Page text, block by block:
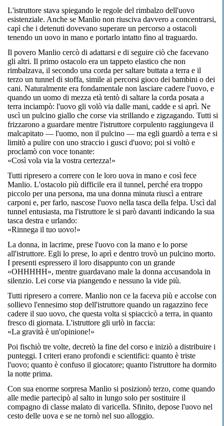
L'istruttore stava spiegando le regole del rimbalzo dell'uovo
esistenziale. Anche se Manlio non riusciva davvero a concentrarsi,
capì che i detenuti dovevano superare un percorso a ostacoli
tenendo un uovo in mano e portarlo intatto fino al traguardo.
Il povero Manlio cercò di adattarsi e di seguire ciò che facevano
gli altri. Il primo ostacolo era un tappeto elastico che non
rimbalzava, il secondo una corda per saltare buttata a terra e il
terzo un tunnel di stoffa, simile ai percorsi gioco dei bambini o dei
cani. Naturalmente era fondamentale non lasciare cadere l'uovo, e
quando un uomo di mezza età tentò di saltare la corda posata a
terra inciampò: l'uovo gli volò via dalle mani, cadde e si aprì. Ne
uscì un pulcino giallo che corse via strillando e zigzagando. Tutti si
frizzarono a guardare mentre l'istruttore corpulento raggiungeva il
malcapitato — l'uomo, non il pulcino — ma egli guardò a terra e si
limitò a pulire con uno straccio i gusci d'uovo; poi si voltò e
proclamò con voce tonante:
«Così vola via la vostra certezza!»
Tutti ripresero a correre con le loro uova in mano e così fece
Manlio. L'ostacolo più difficile era il tunnel, perché era troppo
piccolo per una persona, ma una donna minuta riuscì a entrare
carponi e, per farlo, nascose l'uovo nella tasca della felpa. Uscì dal
tunnel entusiasta, ma l'istruttore le si parò davanti indicando la sua
tasca destra e urlando:
«Rinnega il tuo uovo!»
La donna, in lacrime, prese l'uovo con la mano e lo porse
all'istruttore. Egli lo prese, lo aprì e dentro trovò un pulcino morto.
I presenti espressero il loro disappunto con un grande
«OHHHHH», mentre guardavano male la donna accusandola in
silenzio. Lei corse via piangendo e nessuno la vide più.
Tutti ripresero a correre. Manlio non ce la faceva più e accolse con
sollievo l'ennesimo stop dell'istruttore quando un ragazzino fece
cadere il suo uovo, che questa volta si spiaccicò a terra, in quanto
fresco di giornata. L'istruttore gli urlò in faccia:
«La gravità è un'opinione!»
Poi fischiò tre volte, decretò la fine del corso e iniziò a distribuire i
punteggi. I criteri erano profondi e scientifici: quanto è triste
l'uovo; quanto è confuso il giocatore; quanto l'istruttore ha dormito
la notte prima.
Con sua enorme sorpresa Manlio si posizionò terzo, come quando
alle medie partecipò al salto in lungo solo per sostituire il
compagno di classe malato di varicella. Sfinito, depose l'uovo nel
cesto delle uova e se ne tornò nel suo alloggio.